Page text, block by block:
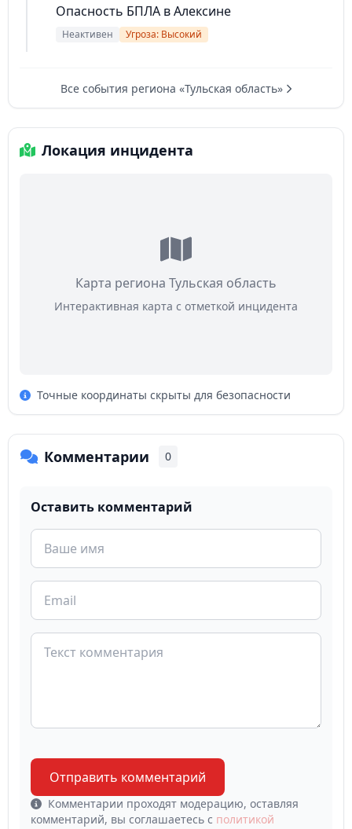
Опасность БПЛА в Алексине
Неактивен Угроза: Высокий
Все события региона «Тульская область»
Локация инцидента
Карта региона Тульская область
Интерактивная карта с отметкой инцидента
Точные координаты скрыты для безопасности
Комментарии 0
Оставить комментарий
Отправить комментарий
Комментарии проходят модерацию, оставляя
комментарий, вы соглашаетесь с политикой